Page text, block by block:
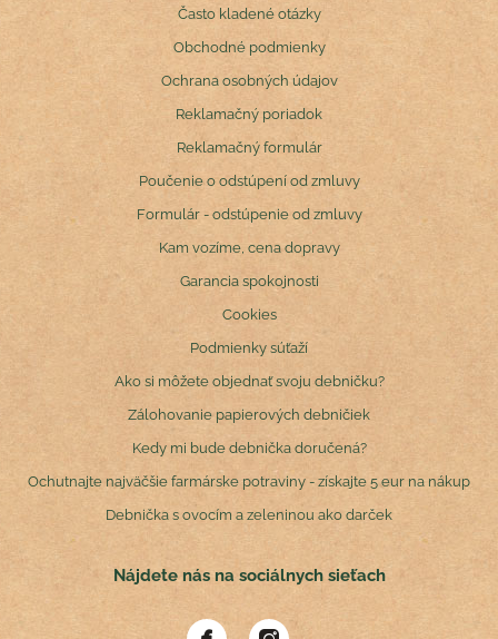
Často kladené otázky
Obchodné podmienky
Ochrana osobných údajov
Reklamačný poriadok
Reklamačný formulár
Poučenie o odstúpení od zmluvy
Formulár - odstúpenie od zmluvy
Kam vozíme, cena dopravy
Garancia spokojnosti
Cookies
Podmienky súťaží
Ako si môžete objednať svoju debničku?
Zálohovanie papierových debničiek
Kedy mi bude debnička doručená?
Ochutnajte najväčšie farmárske potraviny - získajte 5 eur na nákup
Debnička s ovocím a zeleninou ako darček
Nájdete nás na sociálnych sieťach